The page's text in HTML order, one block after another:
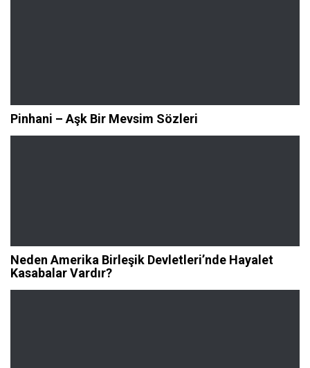
Pinhani – Aşk Bir Mevsim Sözleri
Neden Amerika Birleşik Devletleri’nde Hayalet
Kasabalar Vardır?